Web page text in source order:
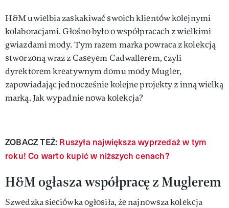
H&M uwielbia zaskakiwać swoich klientów kolejnymi
kolaboracjami. Głośno było o współpracach z wielkimi
gwiazdami mody. Tym razem marka powraca z kolekcją
stworzoną wraz z Caseyem Cadwallerem, czyli
dyrektorem kreatywnym domu mody Mugler,
zapowiadając jednocześnie kolejne projekty z inną wielką
marką. Jak wypadnie nowa kolekcja?
ZOBACZ TEŻ: Ruszyła największa wyprzedaż w tym
roku! Co warto kupić w niższych cenach?
H&M ogłasza współpracę z Muglerem
Szwedzka sieciówka ogłosiła, że najnowsza kolekcja